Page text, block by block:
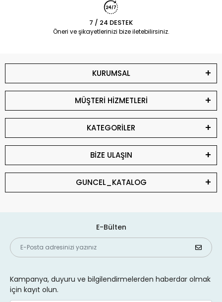
7 / 24 DESTEK
Öneri ve şikayetlerinizi bize iletebilirsiniz.
KURUMSAL
MÜŞTERİ HİZMETLERİ
KATEGORİLER
BİZE ULAŞIN
GUNCEL_KATALOG
E-Bülten
Kampanya, duyuru ve bilgilendirmelerden haberdar olmak
için kayıt olun.